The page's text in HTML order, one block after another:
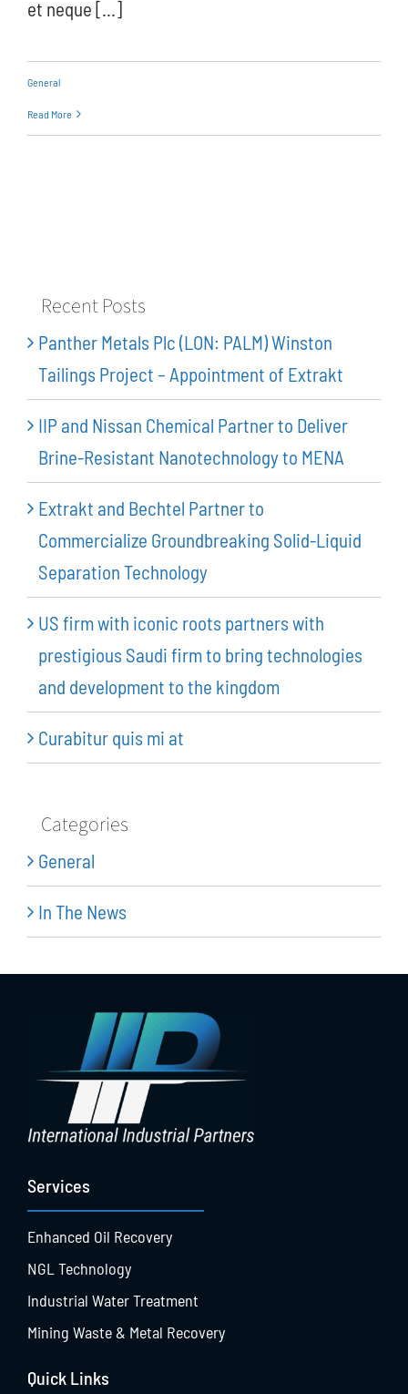
et neque [...]
General
Read More
Recent Posts
Panther Metals Plc (LON: PALM) Winston
Tailings Project – Appointment of Extrakt
IIP and Nissan Chemical Partner to Deliver
Brine-Resistant Nanotechnology to MENA
Extrakt and Bechtel Partner to
Commercialize Groundbreaking Solid-Liquid
Separation Technology
US firm with iconic roots partners with
prestigious Saudi firm to bring technologies
and development to the kingdom
Curabitur quis mi at
Categories
General
In The News
Services
Enhanced Oil Recovery
NGL Technology
Industrial Water Treatment
Mining Waste & Metal Recovery
Quick Links